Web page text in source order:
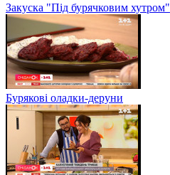
Закуска "Під бурячковим хутром"
Бурякові оладки-деруни